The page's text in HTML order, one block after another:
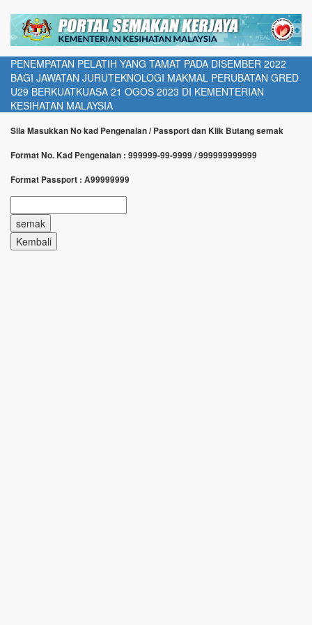
PENEMPATAN PELATIH YANG TAMAT PADA DISEMBER 2022
BAGI JAWATAN JURUTEKNOLOGI MAKMAL PERUBATAN GRED
U29 BERKUATKUASA 21 OGOS 2023 DI KEMENTERIAN
KESIHATAN MALAYSIA
Sila Masukkan No kad Pengenalan / Passport dan Klik Butang semak
Format No. Kad Pengenalan : 999999-99-9999 / 999999999999
Format Passport : A99999999